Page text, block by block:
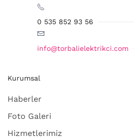
0 535 852 93 56
info@torbalielektrikci.com
Kurumsal
Haberler
Foto Galeri
Hizmetlerimiz